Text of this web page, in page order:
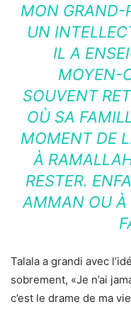
MON GRAND-
UN
IL A
MOYEN-
SOUVENT
OÙ SA
MOMENT DE
À
RESTER.
AMMAN OU À
Talala a grandi avec
sobrement, «Je n’ai
c’est le drame de ma